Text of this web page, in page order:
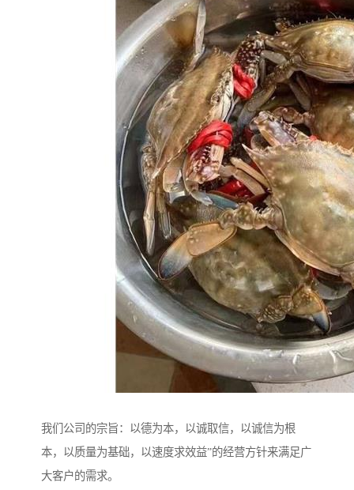
我们公司的宗旨：以德为本，以诚取信，以诚信为根
本，以质量为基础，以速度求效益”的经营方针来满足广
大客户的需求。